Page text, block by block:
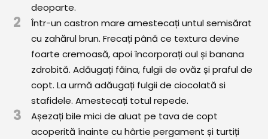
Comunitatea
iCooking
Librărie
Adaugă o rețetă
Cum adăugăm o rețetă
Regulament de postare
deoparte.
2
Într-un castron mare amestecați untul semisărat
cu zahărul brun. Frecați până ce textura devine
foarte cremoasă, apoi încorporați oul și banana
zdrobită. Adăugați făina, fulgii de ovăz și praful de
copt. La urmă adăugați fulgii de ciocolată si
stafidele. Amestecați totul repede.
3
Așezați bile mici de aluat pe tava de copt
acoperită înainte cu hârtie pergament și turtiți